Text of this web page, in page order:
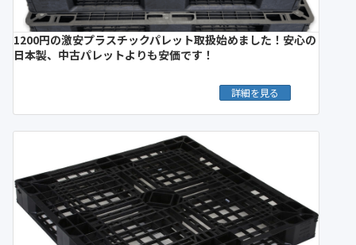
1200円の激安プラスチックパレット取扱始めました！安心の
日本製、中古パレットよりも安価です！
詳細を見る